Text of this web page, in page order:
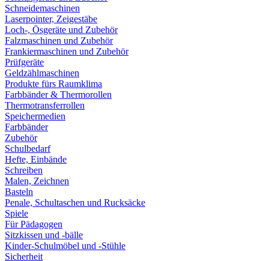
Schneidemaschinen
Laserpointer, Zeigestäbe
Loch-, Ösgeräte und Zubehör
Falzmaschinen und Zubehör
Frankiermaschinen und Zubehör
Prüfgeräte
Geldzählmaschinen
Produkte fürs Raumklima
Farbbänder & Thermorollen
Thermotransferrollen
Speichermedien
Farbbänder
Zubehör
Schulbedarf
Hefte, Einbände
Schreiben
Malen, Zeichnen
Basteln
Penale, Schultaschen und Rucksäcke
Spiele
Für Pädagogen
Sitzkissen und -bälle
Kinder-Schulmöbel und -Stühle
Sicherheit